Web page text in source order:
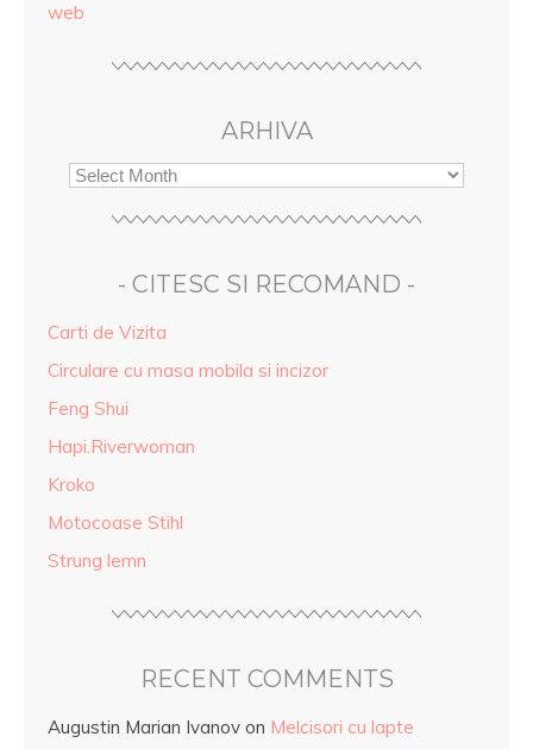
web
ARHIVA
- CITESC SI RECOMAND -
Carti de Vizita
Circulare cu masa mobila si incizor
Feng Shui
Hapi.Riverwoman
Kroko
Motocoase Stihl
Strung lemn
RECENT COMMENTS
Augustin Marian Ivanov on Melcisori cu lapte